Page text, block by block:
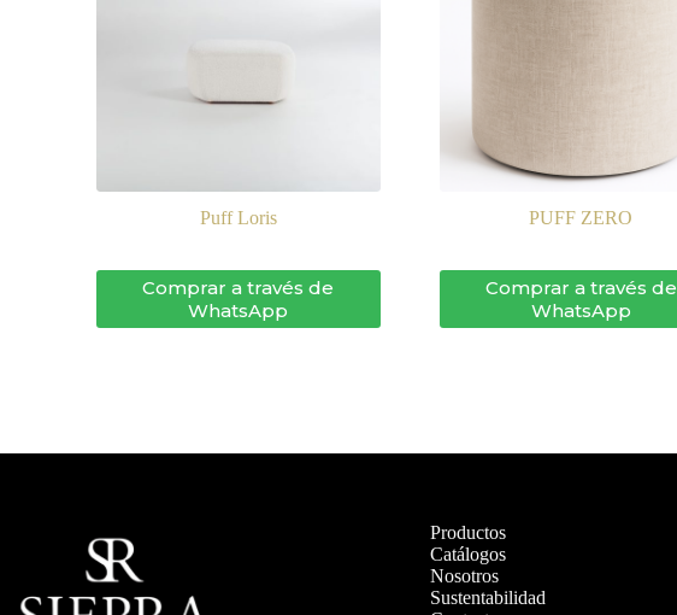
Puff Loris
Comprar a través de
WhatsApp
PUFF ZERO
Comprar a través de
WhatsApp
Productos
Catálogos
Nosotros
Sustentabilidad